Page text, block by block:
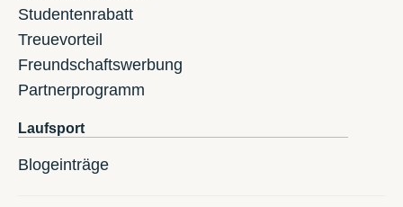
Studentenrabatt
Treuevorteil
Freundschaftswerbung
Partnerprogramm
Laufsport
Blogeinträge